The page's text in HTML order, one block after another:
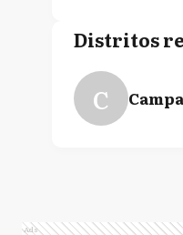
Distritos
C
Ads